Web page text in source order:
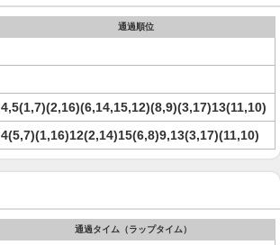
通過順位
4,5(1,7)(2,16)(6,14,15,12)(8,9)(3,17)13(11,10)
4(5,7)(1,16)12(2,14)15(6,8)9,13(3,17)(11,10)
通過タイム（ラップタイム）